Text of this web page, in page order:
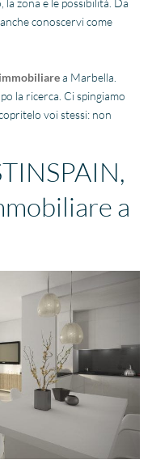
la zona e le possibilità. Da
conoscervi come
immobiliarea Marbella.
la ricerca. Ci spingiamo
voi stessi: non
a